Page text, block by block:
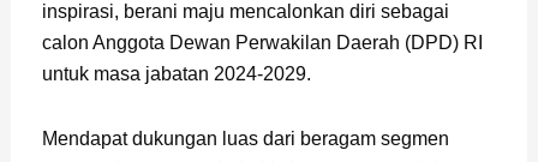
inspirasi, berani maju mencalonkan diri sebagai
calon Anggota Dewan Perwakilan Daerah (DPD) RI
untuk masa jabatan 2024-2029.
Mendapat dukungan luas dari beragam segmen